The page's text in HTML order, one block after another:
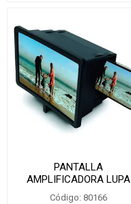
PANTALLA
AMPLIFICADORA LUPA
GRANDE F2
Código: 80166